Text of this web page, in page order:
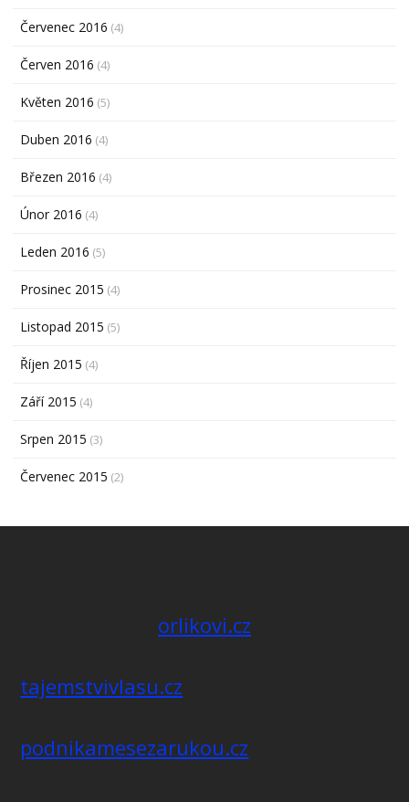
Červenec 2016 (4)
Červen 2016 (4)
Květen 2016 (5)
Duben 2016 (4)
Březen 2016 (4)
Únor 2016 (4)
Leden 2016 (5)
Prosinec 2015 (4)
Listopad 2015 (5)
Říjen 2015 (4)
Září 2015 (4)
Srpen 2015 (3)
Červenec 2015 (2)
orlikovi.cz
tajemstvivlasu.cz
podnikamesezarukou.cz